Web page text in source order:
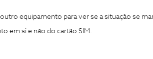
equipamento para ver se a situação se
em si e não do cartão SIM.